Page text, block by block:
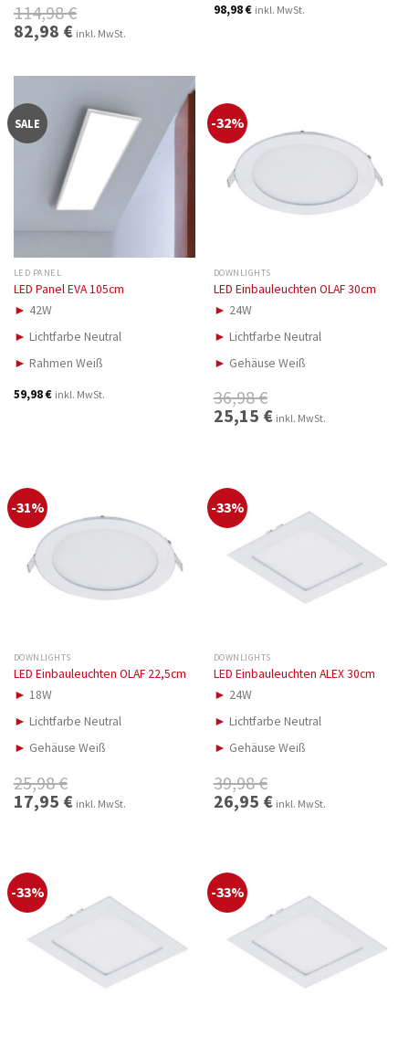
Bewertet
mit 5.00
von 5
114,98€
Ursprünglicher
Preis
82,98 €Aktueller
Preis
inkl. MwSt.
Bewertet
98,98€ inkl. MwSt.
SALE
LED PANEL
LED Panel EVA 105cm
► 42W
► Lichtfarbe Neutral
► Rahmen Weiß
59,98€ inkl. MwSt.
-32%
DOWNLIGHTS
LED Einbauleuchten OLAF 30cm
► 24W
► Lichtfarbe Neutral
► Gehäuse Weiß
36,98€
Ursprünglicher
Preis
25,15 €Aktueller
Preis
inkl. MwSt.
-31%
DOWNLIGHTS
LED Einbauleuchten OLAF 22,5cm
► 18W
► Lichtfarbe Neutral
► Gehäuse Weiß
25,98€
Ursprünglicher
Preis
17,95 €Aktueller
Preis
inkl. MwSt.
-33%
DOWNLIGHTS
LED Einbauleuchten ALEX 30cm
► 24W
► Lichtfarbe Neutral
► Gehäuse Weiß
39,98€
Ursprünglicher
Preis
26,95 €Aktueller
Preis
inkl. MwSt.
-33% -33%